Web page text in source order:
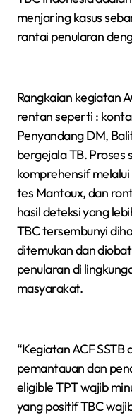
menjaring kasus
rantai penularan
Rangkaian kegiatan
rentan seperti :
Penyandang DM,
bergejala TB. Proses
komprehensif
tes Mantoux, dan
hasil deteksi yang
TBC tersembunyi
ditemukan dan
penularan di
masyarakat.
“Kegiatan ACF
pemantauan dan
eligible TPT wajib
yang positif TBC